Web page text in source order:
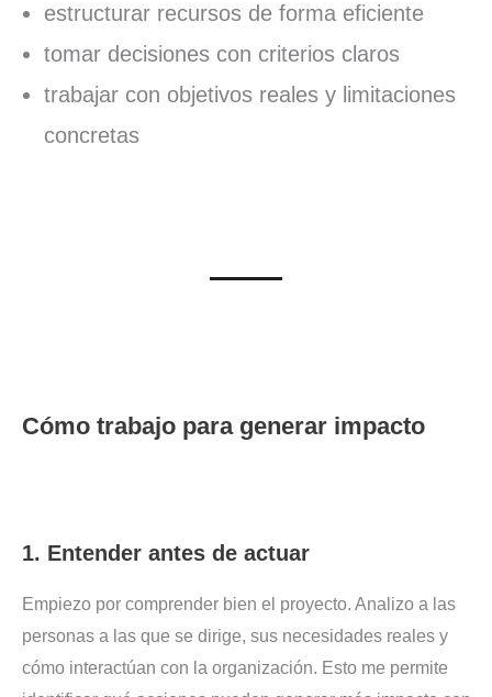
estructurar recursos de forma eficiente
tomar decisiones con criterios claros
trabajar con objetivos reales y limitaciones
concretas
Cómo trabajo para generar impacto
1. Entender antes de actuar
Empiezo por comprender bien el proyecto. Analizo a las
personas a las que se dirige, sus necesidades reales y
cómo interactúan con la organización. Esto me permite